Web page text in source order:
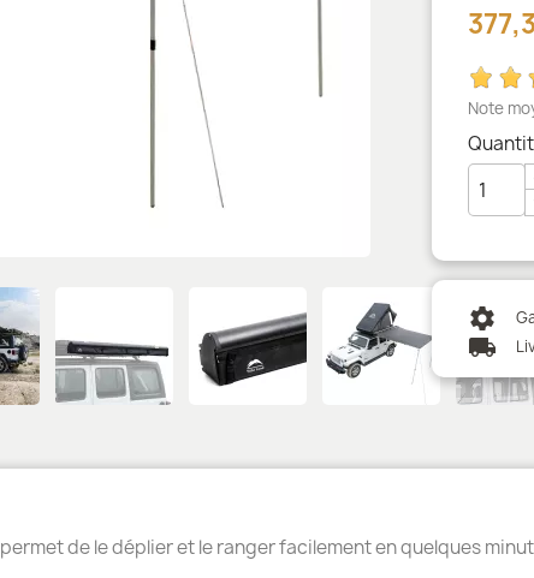
Note
settings
local_shipping
permet de le déplier et le ranger facilement en quelques